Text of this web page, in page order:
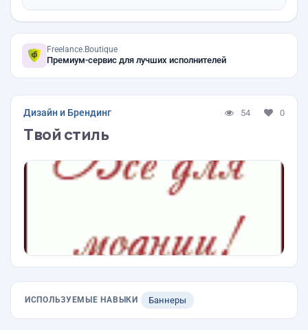
Freelance.Boutique
Премиум-сервис для лучших исполнителей
Дизайн и Брендинг 54 0
Твой стиль
ИСПОЛЬЗУЕМЫЕ НАВЫКИ Баннеры